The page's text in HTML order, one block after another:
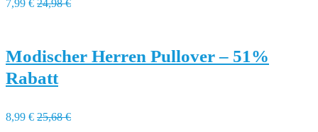
7,99 € 24,98 €
Modischer Herren Pullover – 51%
Rabatt
8,99 € 25,68 €